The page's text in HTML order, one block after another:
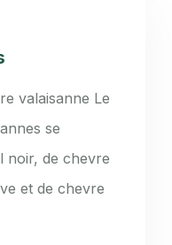
valaisanne Le
se
noir, de chevre
et de chevre